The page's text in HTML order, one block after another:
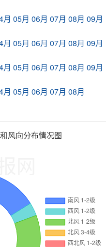
月 05月 06月 07月 08月 09月
月 05月 06月 07月 08月 09月
月 05月 06月 07月 08月 09月
月 05月 06月 07月 08月
风向分布情况图